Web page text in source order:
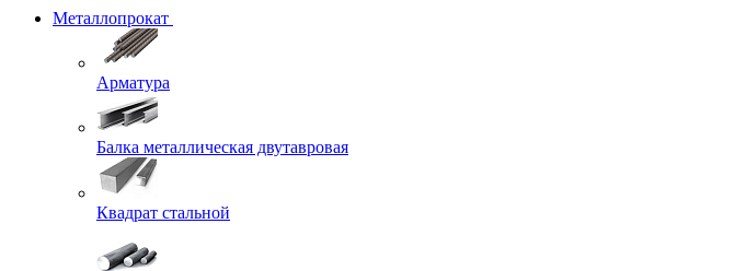
Металлопрокат
Арматура
Балка металлическая двутавровая
Квадрат стальной